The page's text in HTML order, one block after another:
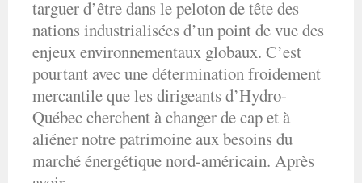
targuer d’être dans le peloton de tête des
nations industrialisées d’un point de vue des
enjeux environnementaux globaux. C’est
pourtant avec une détermination froidement
mercantile que les dirigeants d’Hydro-
Québec cherchent à changer de cap et à
aliéner notre patrimoine aux besoins du
marché énergétique nord-américain. Après